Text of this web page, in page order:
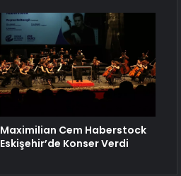
Maximilian Cem Haberstock
Eskişehir’de Konser Verdi